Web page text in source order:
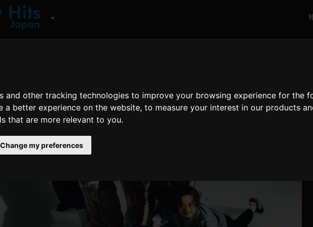
and other tracking technologies to improve your browsing experience for the
a better experience on the website,to measure your interest in our products
that are more relevant to you.
Change my preferences
▼